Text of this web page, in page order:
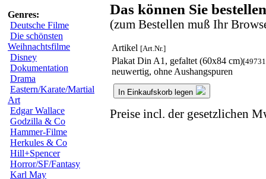
Genres:
Deutsche Filme
Die schönsten
Weihnachtsfilme
Disney
Dokumentation
Drama
Eastern/Karate/Martial
Art
Edgar Wallace
Godzilla & Co
Hammer-Filme
Herkules & Co
Hill+Spencer
Horror/SF/Fantasy
Karl May
Das können Sie
(zum Bestellen muß Ihr
Artikel [Art.Nr.]
Plakat Din A1, gefaltet (60x84 cm)
neuwertig, ohne Aushangspuren
In Einkaufskorb legen
Preise incl. der gesetzlichen